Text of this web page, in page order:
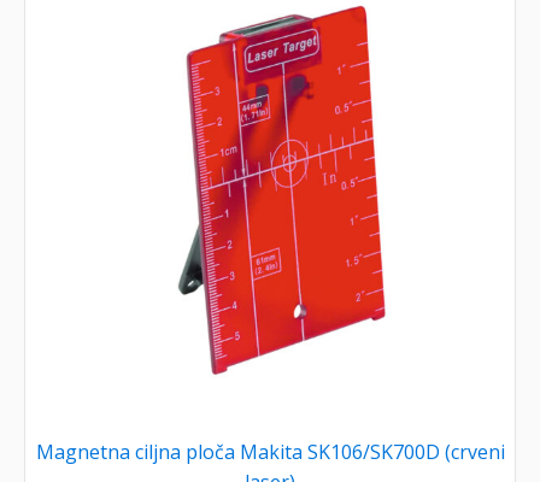
Magnetna ciljna ploča Makita SK106/SK700D (crveni